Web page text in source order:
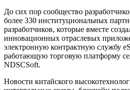
До сих пор сообщество
более 330 институциональных
разработчиков, которые вместе
инновационных отраслевых
электронную контрактную службу
работающую торговую платформу
NDSCSoft.
Новости китайского